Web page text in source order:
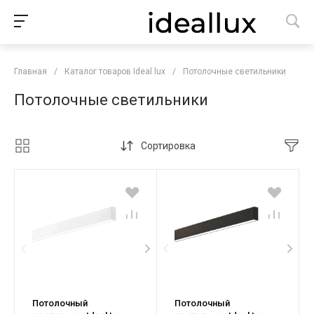
Главная / Каталог товаров Ideal lux / Потолочные светильники
Потолочные светильники
Сортировка
Потолочный
Потолочный